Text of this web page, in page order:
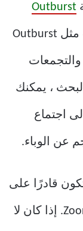
Outburst
on Zoom. تضيف إضافة ألعاب مثل Outburst
، يمكنك
اجتماع
قادرًا على
اللعب مع أصدقائك أو عائلتك على Zoom. إذا كان لا